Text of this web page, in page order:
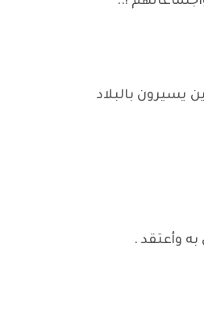
يسيرون بالبلاد
وأعتقد .